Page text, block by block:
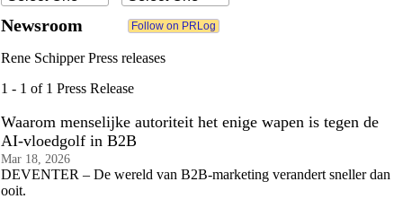
Newsroom
Rene Schipper Press releases
1 - 1 of 1 Press Release
Waarom menselijke autoriteit het enige wapen is tegen de
AI-vloedgolf in B2B
Mar 18, 2026
DEVENTER – De wereld van B2B-marketing verandert sneller dan
ooit.